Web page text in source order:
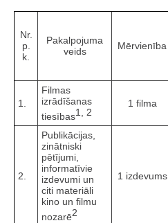
Nr.
p.
k.
Pakalpojuma
veids
Mērvienība
1.
Filmas
izrādīšanas
tiesības1, 2
1 filma
2.
Publikācijas,
zinātniski
pētījumi,
informatīvie
izdevumi un
citi materiāli
kino un filmu
nozarē2
1 izdevums